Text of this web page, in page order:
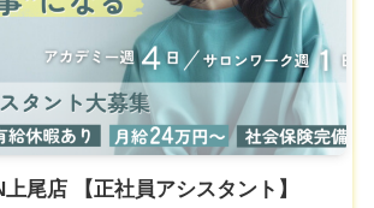
尾店 【正社員アシスタント】